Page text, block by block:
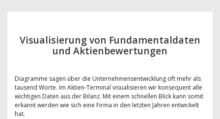
Visualisierung von Fundamentaldaten
und Aktienbewertungen
Diagramme sagen über die Unternehmensentwicklung oft mehr als
tausend Worte. Im Aktien-Terminal visualisieren wir konsequent alle
wichtigen Daten aus der Bilanz. Mit einem schnellen Blick kann somit
erkannt werden wie sich eine Firma in den letzten Jahren entwickelt
hat.